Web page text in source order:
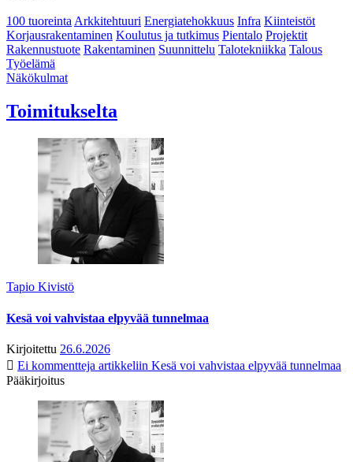
100 tuoreintaArkkitehtuuri Energiatehokkuus Infra Kiinteistöt
Korjausrakentaminen Koulutus ja tutkimus Pientalo Projektit
Rakennustuote Rakentaminen Suunnittelu Talotekniikka Talous
Työelämä
Näkökulmat
Toimitukselta
Tapio Kivistö
Kesä voi vahvistaa elpyvää tunnelmaa
Kirjoitettu 26.6.2026
Ei kommentteja artikkeliin Kesä voi vahvistaa elpyvää tunnelmaa
Pääkirjoitus